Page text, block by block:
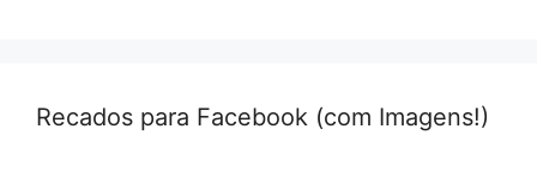
Recados para Facebook (com Imagens!)